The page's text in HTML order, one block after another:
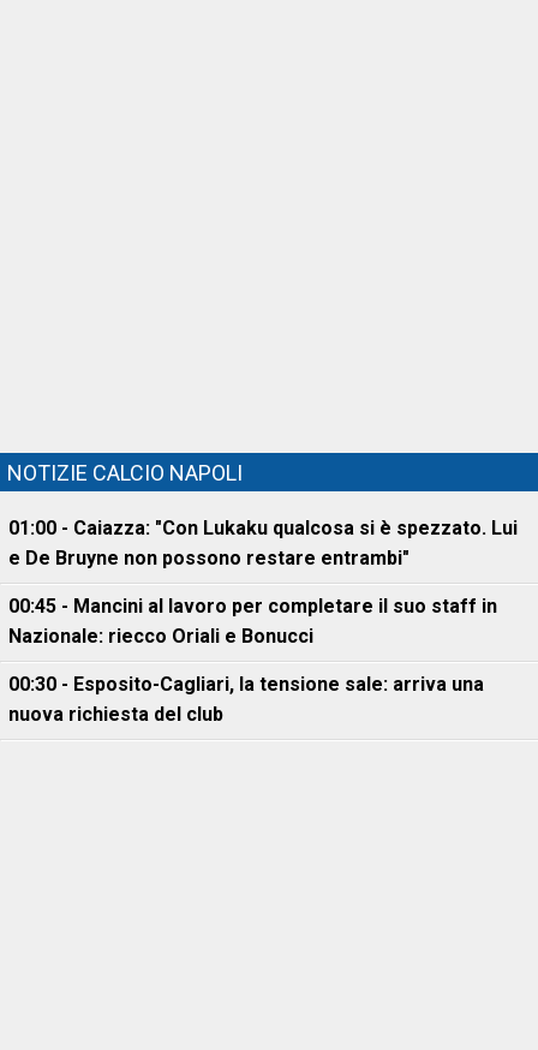
NOTIZIE CALCIO NAPOLI
01:00 - Caiazza: "Con Lukaku qualcosa si è spezzato. Lui
e De Bruyne non possono restare entrambi"
00:45 - Mancini al lavoro per completare il suo staff in
Nazionale: riecco Oriali e Bonucci
00:30 - Esposito-Cagliari, la tensione sale: arriva una
nuova richiesta del club